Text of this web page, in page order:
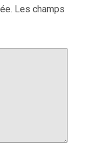
Les champs